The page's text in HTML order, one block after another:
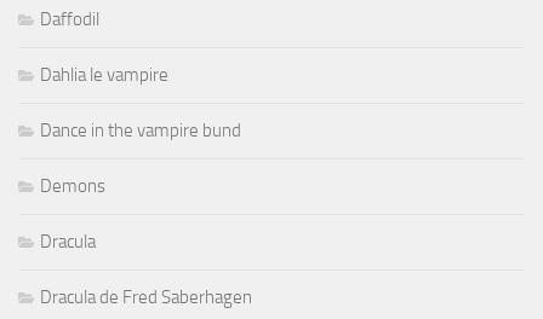
Daffodil
Dahlia le vampire
Dance in the vampire bund
Demons
Dracula
Dracula de Fred Saberhagen